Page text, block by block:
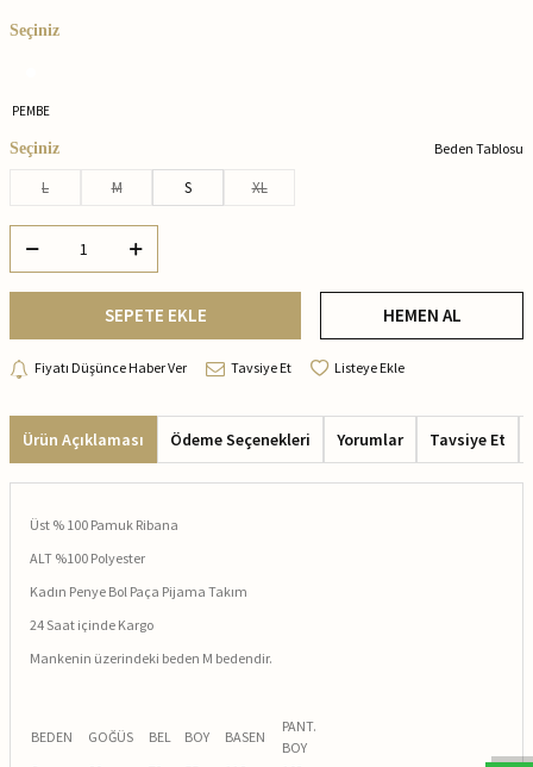
Seçiniz
PEMBE
Seçiniz Beden Tablosu
L M S XL
SEPETE EKLE HEMEN AL
Fiyatı Düşünce Haber Ver Tavsiye Et Listeye Ekle
Ürün Açıklaması Ödeme Seçenekleri Yorumlar Tavsiye Et
Üst % 100 Pamuk Ribana
ALT %100 Polyester
Kadın Penye Bol Paça Pijama Takım
24 Saat içinde Kargo
Mankenin üzerindeki beden M bedendir.
BEDEN GOĞÜS BEL BOY BASEN
PANT.
BOY